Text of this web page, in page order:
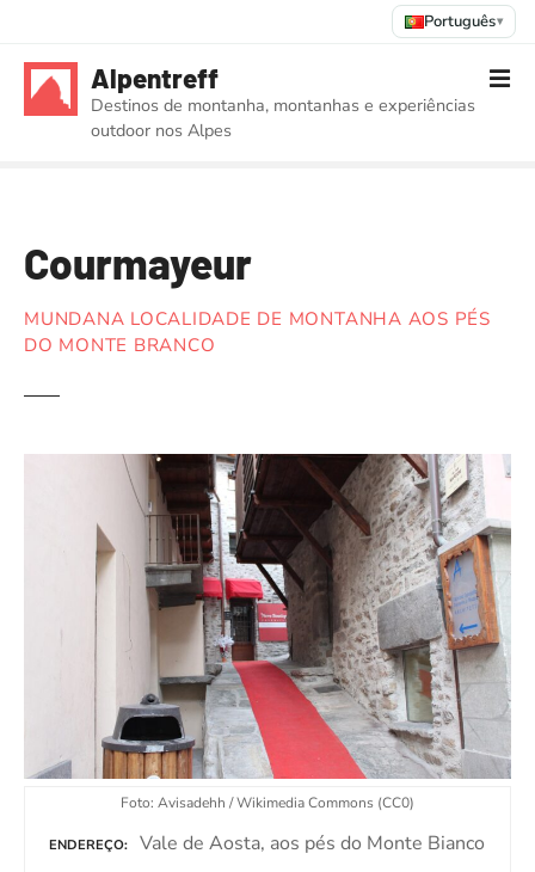
Português▾
Alpentreff
Destinos de montanha, montanhas e experiências
outdoor nos Alpes
Courmayeur
MUNDANA LOCALIDADE DE MONTANHA AOS PÉS
DO MONTE BRANCO
Foto: Avisadehh / Wikimedia Commons (CC0)
ENDEREÇO Vale de Aosta, aos pés do Monte Bianco